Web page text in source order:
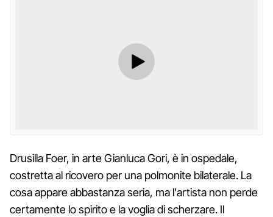
Drusilla Foer, in arte Gianluca Gori, è in ospedale,
costretta al ricovero per una polmonite bilaterale. La
cosa appare abbastanza seria, ma l'artista non perde
certamente lo spirito e la voglia di scherzare. Il